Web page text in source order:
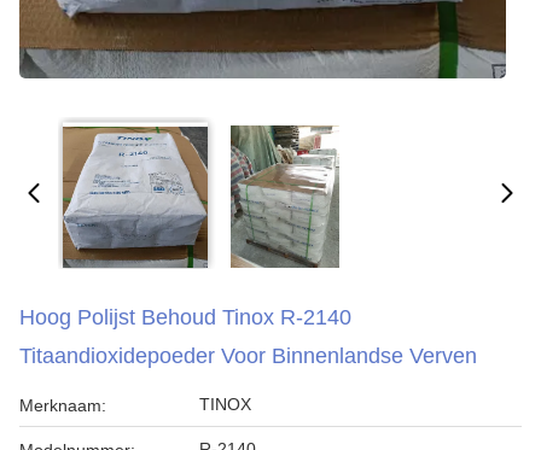
Hoog Polijst Behoud Tinox R-2140
Titaandioxidepoeder Voor Binnenlandse Verven
Merknaam: TINOX